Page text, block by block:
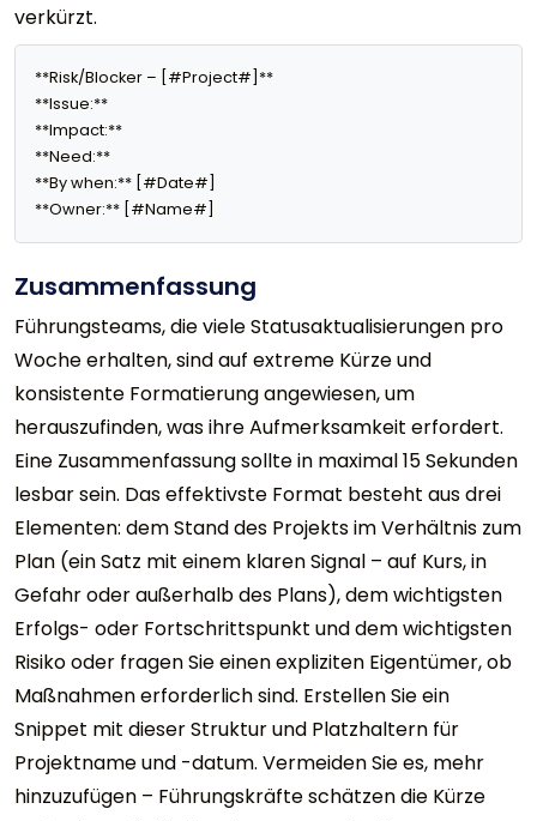
verkürzt.
**Risk/Blocker – [#Project#]**
**Issue:**
**Impact:**
**Need:**
**By when:** [#Date#]
**Owner:** [#Name#]
Zusammenfassung
Führungsteams, die viele Statusaktualisierungen pro
Woche erhalten, sind auf extreme Kürze und
konsistente Formatierung angewiesen, um
herauszufinden, was ihre Aufmerksamkeit erfordert.
Eine Zusammenfassung sollte in maximal 15 Sekunden
lesbar sein. Das effektivste Format besteht aus drei
Elementen: dem Stand des Projekts im Verhältnis zum
Plan (ein Satz mit einem klaren Signal – auf Kurs, in
Gefahr oder außerhalb des Plans), dem wichtigsten
Erfolgs- oder Fortschrittspunkt und dem wichtigsten
Risiko oder fragen Sie einen expliziten Eigentümer, ob
Maßnahmen erforderlich sind. Erstellen Sie ein
Snippet mit dieser Struktur und Platzhaltern für
Projektname und -datum. Vermeiden Sie es, mehr
hinzuzufügen – Führungskräfte schätzen die Kürze